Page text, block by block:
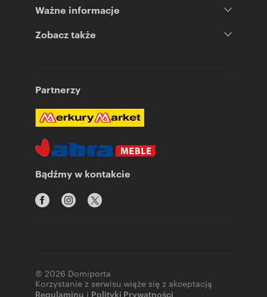
Ważne informacje
Zobacz także
Partnerzy
Bądźmy w kontakcie
© 2026 Domiporta
Korzystanie z serwisu wiąże się z akceptacją
Regulaminu i Polityki Prywatności